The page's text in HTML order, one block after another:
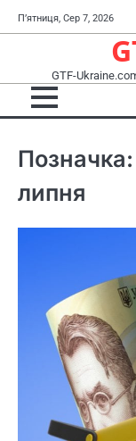
до
П’ятниця, Сер 7, 2026
GTF-
Позначка:
липня